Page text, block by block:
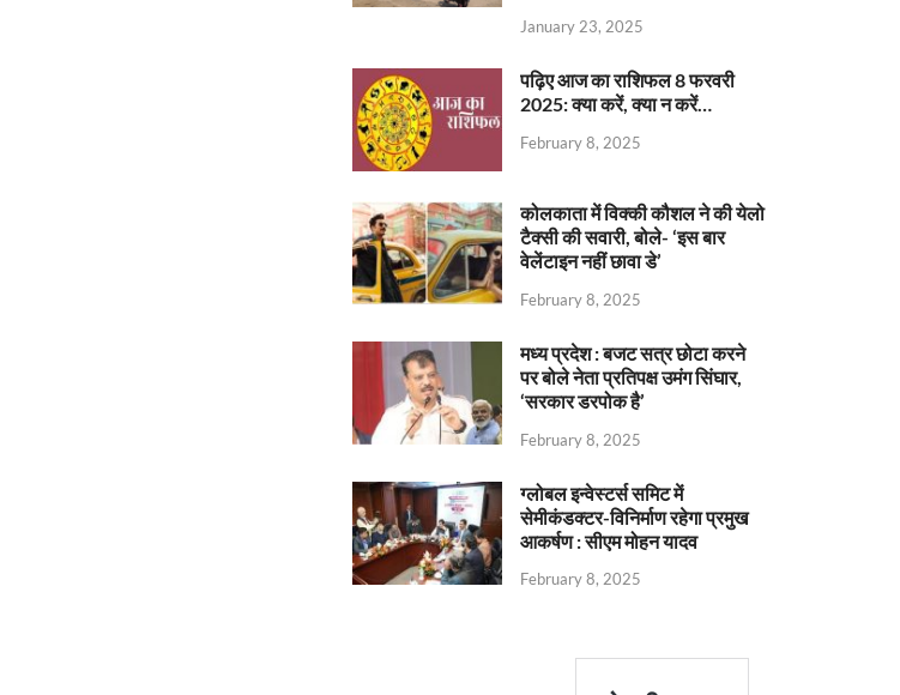
January 23, 2025
पढ़िए आज का राशिफल 8 फरवरी
2025: क्या करें, क्या न करें…
February 8, 2025
कोलकाता में विक्की कौशल ने की येलो
टैक्सी की सवारी, बोले- ‘इस बार
वेलेंटाइन नहीं छावा डे’
February 8, 2025
मध्य प्रदेश : बजट सत्र छोटा करने
पर बोले नेता प्रतिपक्ष उमंग सिंघार,
‘सरकार डरपोक है’
February 8, 2025
ग्लोबल इन्वेस्टर्स समिट में
सेमीकंडक्टर-विनिर्माण रहेगा प्रमुख
आकर्षण : सीएम मोहन यादव
February 8, 2025